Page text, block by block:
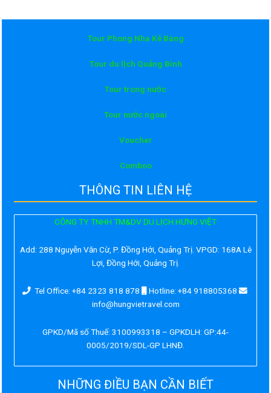
Tour Phong Nha Kẻ Bàng
Tour du lịch Quảng Bình
Tour trong nước
Tour nước ngoài
Voucher
Comboo
THÔNG TIN LIÊN HỆ
CÔNG TY TNHH TM&DV DU LỊCH HƯNG VIỆT
Add: 288 Nguyễn Văn Cừ, P. Đồng Hới, Quảng Trị. VPGD: 168A Lê
Lợi, Đồng Hới, Quảng Trị.
Tel Office: +84 2323 818 878
Hotline: +84 918805368
info@hungvietravel.com
GPKD/Mã số Thuế: 3100993318 – GPKDLH: GP:44-
0005/2019/SDL-GP LHNĐ.
NHỮNG ĐIỀU BẠN CẦN BIẾT